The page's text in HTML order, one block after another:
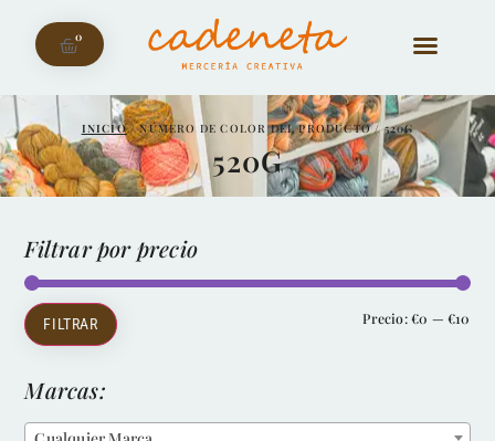
0
INICIO/ NÚMERO DE COLOR DEL PRODUCTO / 520G
520G
Filtrar por precio
FILTRAR Precio:€0 — €10
Marcas: